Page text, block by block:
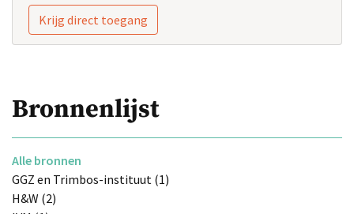
Krijg direct toegang
Bronnenlijst
Alle bronnen
GGZ en Trimbos-instituut (1)
H&W (2)